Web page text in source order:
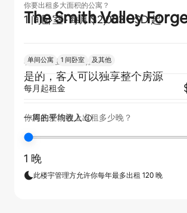
你要出租多大面积的公寓？
1 间卧室 ·每月 $2,003 USD 起
客人是否独享整个房源？
是的，客人可以独享整个房源
你将在爱彼迎上出租多少晚？
1 晚
此楼宇管理方允许你每年最多出租 120 晚
The Smith Valley
单间公寓 1 间卧室 及其他
每月起租金
一周的平均收入